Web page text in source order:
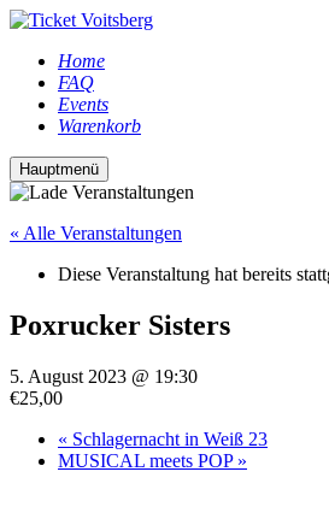
Home
FAQ
Events
Warenkorb
Hauptmenü
« Alle Veranstaltungen
Diese Veranstaltung hat bereits
Poxrucker Sisters
5. August 2023 @ 19:30
€25,00
« Schlagernacht in Weiß 23
MUSICAL meets POP »